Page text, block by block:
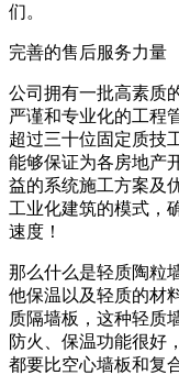
们。
完善的售后服务力量
公司拥有一批高素质
严谨和专业化的工程
超过三十位固定质技
能够保证为各房地产
益的系统施工方案及
工业化建筑的模式，
速度！
那么什么是轻质陶粒
他保温以及轻质的材
质隔墙板，这种轻质
防火、保温功能很好
都要比空心墙板和复